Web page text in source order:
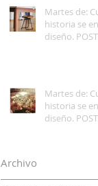
Martes de:
historia se
diseño.
Martes de:
historia se
diseño.
Archivo